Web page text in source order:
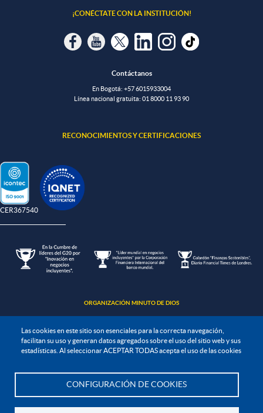
Las cookies en este sitio son esenciales para la correcta navegación,
facilitan su uso y generan datos agregados sobre el uso del sitio web y sus
estadísticas. Al seleccionar ACEPTAR TODAS acepta el uso de las cookies
CONFIGURACIÓN DE COOKIES
¡CONÉCTATE CON LA INSTITUCIÓN!
Contáctanos
En Bogotá: +57 6015933004
Línea nacional gratuita: 01 8000 11 93 90
RECONOCIMIENTOS Y CERTIFICACIONES
CER367540
ORGANIZACIÓN MINUTO DE DIOS
Política de protección de datos
Política de tratamiento de la información